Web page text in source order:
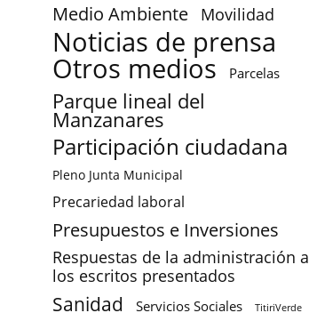
Medio Ambiente Movilidad
Noticias de prensa
Otros medios Parcelas
Parque lineal del
Manzanares
Participación ciudadana
Pleno Junta Municipal
Precariedad laboral
Presupuestos e Inversiones
Respuestas de la administración a
los escritos presentados
Sanidad Servicios Sociales TitiriVerde